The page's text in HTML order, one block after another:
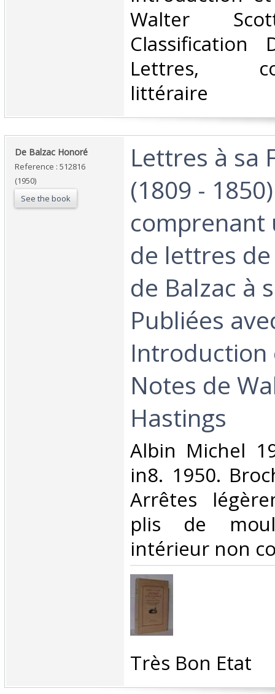
Walter
Classification
Lettres,
littéraire‎
‎De Balzac Honoré‎
Reference : 512816
(1950)
See the book
‎Lettres à sa
(1809 - 1850)
comprenant
de lettres
de Balzac à
Publiées
Introduction
Notes de
Hastings‎
‎Albin Michel
in8. 1950.
Arrêtes
plis de
intérieur non
‎Très Bon Etat‎